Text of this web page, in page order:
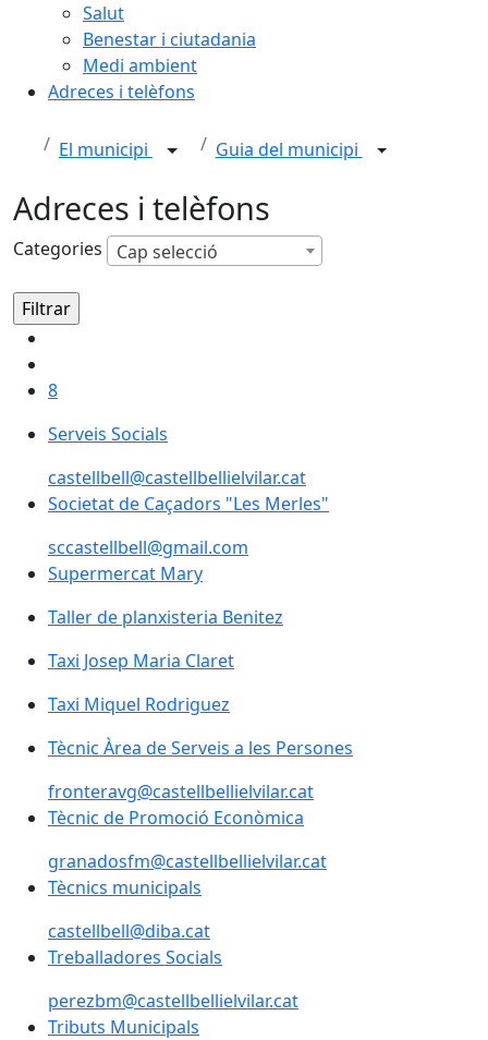
Salut
Benestar i ciutadania
Medi ambient
Adreces i telèfons
El municipi Guia del municipi
Adreces i telèfons
Categories Cap selecció
8
Serveis Socials
castellbell@castellbellielvilar.cat
Societat de Caçadors "Les Merles"
sccastellbell@gmail.com
Supermercat Mary
Taller de planxisteria Benitez
Taxi Josep Maria Claret
Taxi Miquel Rodriguez
Tècnic Àrea de Serveis a les Persones
fronteravg@castellbellielvilar.cat
Tècnic de Promoció Econòmica
granadosfm@castellbellielvilar.cat
Tècnics municipals
castellbell@diba.cat
Treballadores Socials
perezbm@castellbellielvilar.cat
Tributs Municipals